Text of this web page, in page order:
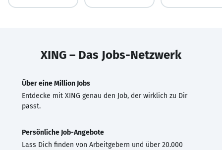
XING – Das Jobs-Netzwerk
Über eine Million Jobs
Entdecke mit XING genau den Job, der wirklich zu Dir
passt.
Persönliche Job-Angebote
Lass Dich finden von Arbeitgebern und über 20.000